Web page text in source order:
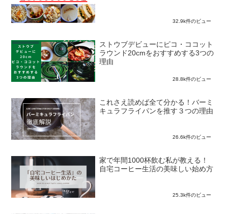
32.9k件のビュー
ストウブデビューにピコ・ココット
ラウンド20cmをおすすめする3つの
理由
28.8k件のビュー
これさえ読めば全て分かる！バーミ
キュラフライパンを推す３つの理由
26.6k件のビュー
家で年間1000杯飲む私が教える！
自宅コーヒー生活の美味しい始め方
25.3k件のビュー